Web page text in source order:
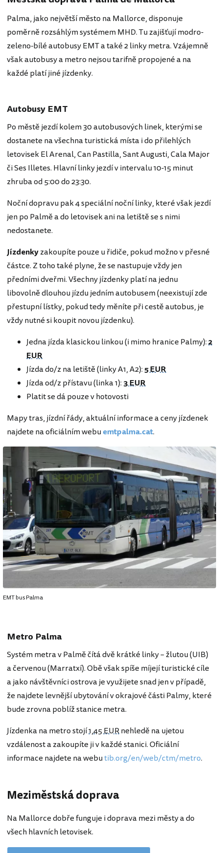
Palma, jako největší město na Mallorce, disponuje
poměrně rozsáhlým systémem MHD. Tu zajišťují modro-
zeleno-bílé autobusy EMT a také 2 linky metra. Vzájemně
však autobusy a metro nejsou tarifně propojené a na
každé platí jiné jízdenky.
Autobusy EMT
Po městě jezdí kolem 30 autobusových linek, kterými se
dostanete na všechna turistická místa i do přilehlých
letovisek El Arenal, Can Pastilla, Sant Augusti, Cala Major
či Ses Illetes. Hlavní linky jezdí v intervalu 10-15 minut
zhruba od 5:00 do 23:30.
Noční dopravu pak 4 speciální noční linky, které však jezdí
jen po Palmě a do letovisek ani na letiště se s nimi
nedostanete.
Jízdenkyzakoupíte pouze u řidiče, pokud možno v přesné
částce. Z toho také plyne, že se nastupuje vždy jen
předními dveřmi. Všechny jízdenky platí na jednu
libovolně dlouhou jízdu jedním autobusem (neexistují zde
přestupní lístky, pokud tedy měníte při cestě autobus, je
vždy nutné si koupit novou jízdenku).
Jedna jízda klasickou linkou (i mimo hranice Palmy):2
EUR
Jízda do/z na letiště (linky A1, A2):5 EUR
Jízda od/z přístavu (linka 1): 3 EUR
Platit se dá pouze v hotovosti
Mapy tras, jízdní řády, aktuální informace a ceny jízdenek
najdete na oficiálním webuemtpalma.cat.
EMT bus Palma
Metro Palma
Systém metra v Palmě čítá dvě krátké linky – žlutou (UIB)
a červenou (Marratxí). Obě však spíše míjejí turistické cíle
a jako návštěvníci ostrova je využijete snad jen v případě,
že najdete levnější ubytování v okrajové části Palmy, které
bude zrovna poblíž stanice metra.
Jízdenka na metro stojí1,45 EURnehledě na ujetou
vzdálenost a zakoupíte ji v každé stanici. Oficiální
informace najdete na webutib.org/en/web/ctm/metro.
Meziměstská doprava
Na Mallorce dobře funguje i doprava mezi městy a do
všech hlavních letovisek.